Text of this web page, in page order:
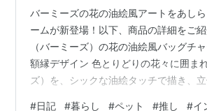
バーミーズの花の油絵風アートをあし
ームが新登場！以下、商品の詳細をご
（バーミーズ）の花の油絵風バッグチ
額縁デザイン 色とりどりの花々に囲ま
ズ）を、シックな油絵タッチで描き、
#日記 #暮らし #ペット #推し #イ